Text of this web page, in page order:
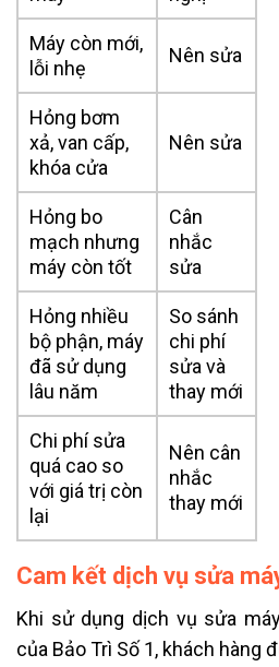
Máy còn mới,
lỗi nhẹ
Nên sửa
Hỏng bơm
xả, van cấp,
khóa cửa
Nên sửa
Hỏng bo
mạch nhưng
máy còn tốt
Cân
nhắc
sửa
Hỏng nhiều
bộ phận, máy
đã sử dụng
lâu năm
So sánh
chi phí
sửa và
thay mới
Chi phí sửa
quá cao so
với giá trị còn
lại
Nên cân
nhắc
thay mới
Cam kết dịch vụ sửa
Khi sử dụng dịch vụ sửa
của Bảo Trì Số 1, khách hàng